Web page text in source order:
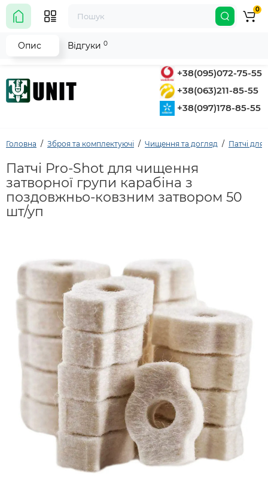
+38(095)072-75-55
+38(063)211-85-55
+38(097)178-85-55
0
Головна Зброя та комплектуючі Чищення та догляд Патчі
Патчі Pro-Shot для чищення
затворної групи карабіна з
поздовжньо-ковзним затвором 50
шт/уп
Опис Відгуки 0